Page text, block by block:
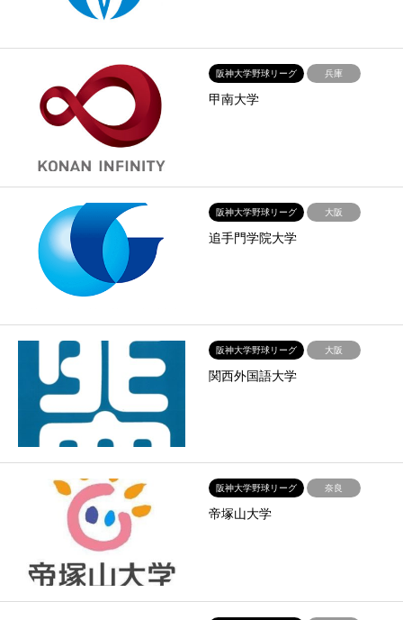
阪神大学野球リーグ 兵庫
甲南大学
阪神大学野球リーグ 大阪
追手門学院大学
阪神大学野球リーグ 大阪
関西外国語大学
阪神大学野球リーグ 奈良
帝塚山大学